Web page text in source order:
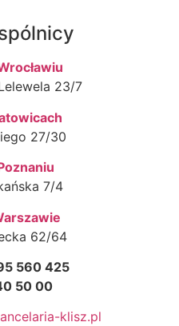
23/7
27/30
7/4
62/64
560 425
50 00
klisz.pl